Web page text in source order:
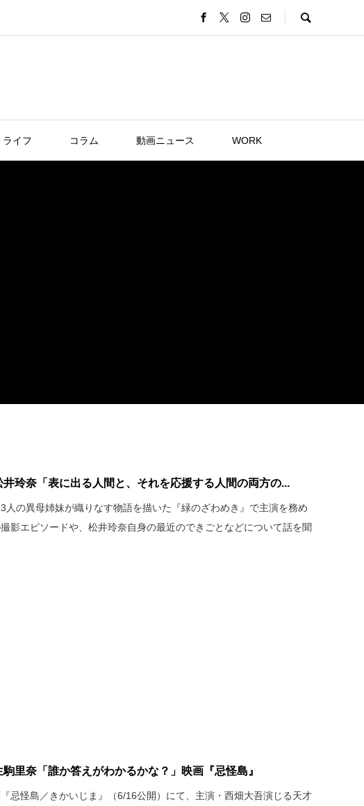
ライフ コラム 動画ニュース WORK
井玲奈「表に出る人間と、それを応援する人間の両方の...
人の異母姉妹が織りなす物語を描いた『緑のざわめき』で主演を務め
影エピソードや、松井玲奈自身の最近のできごとなどについて話を聞
駒里奈「誰か答えがわかるかな？」映画『忌怪島』
忌怪島／きかいじま』（6/16公開）にて、主演・西畑大吾演じる天才